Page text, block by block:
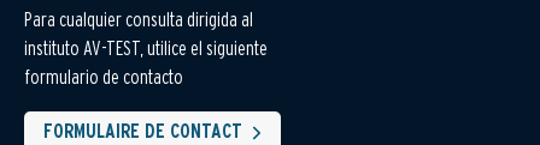
Para cualquier consulta dirigida al
instituto AV-TEST, utilice el siguiente
formulario de contacto
FORMULAIRE DE CONTACT